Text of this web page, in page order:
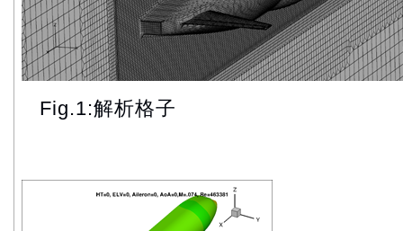
Fig.1:解析格子